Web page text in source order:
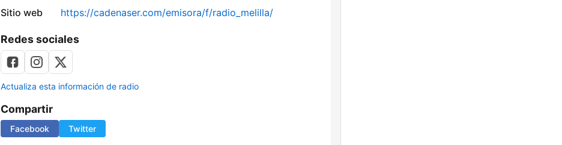
Sitio web https://cadenaser.com/emisora/f/radio_melilla/
Redes sociales
Actualiza esta información de radio
Compartir
Facebook Twitter